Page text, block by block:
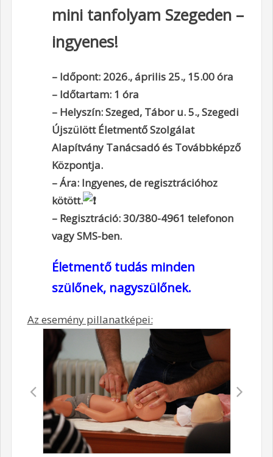
mini tanfolyam Szegeden –
ingyenes!
– Időpont: 2026., április 25., 15.00 óra
– Időtartam: 1 óra
– Helyszín: Szeged, Tábor u. 5., Szegedi
Újszülött Életmentő Szolgálat
Alapítvány Tanácsadó és Továbbképző
Központja.
– Ára: Ingyenes, de regisztrációhoz
kötött.
– Regisztráció: 30/380-4961 telefonon
vagy SMS-ben.
Életmentő tudás minden
szülőnek, nagyszülőnek.
Az esemény pillanatképei: